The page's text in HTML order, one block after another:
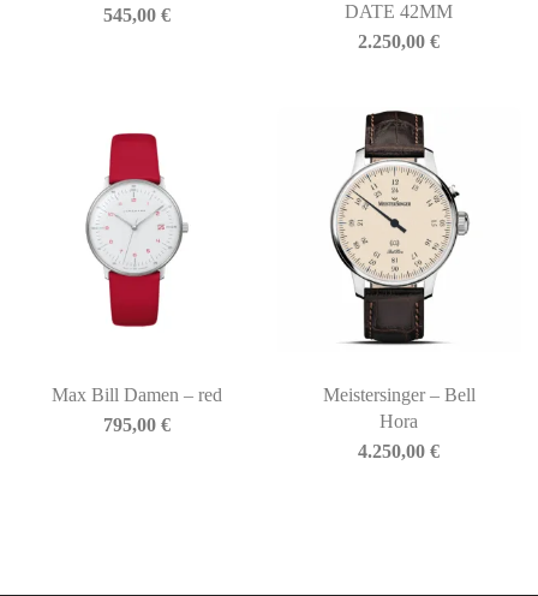
545,00 €
DATE 42MM
2.250,00€
Max Bill Damen – red
795,00 €
Meistersinger – Bell
Hora
4.250,00€